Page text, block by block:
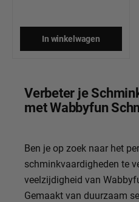
In winkelwagen
Verbeter je
met Wabbyfun
Ben je op zoek naar het
schminkvaardigheden te
veelzijdigheid van
Gemaakt van duurzaam